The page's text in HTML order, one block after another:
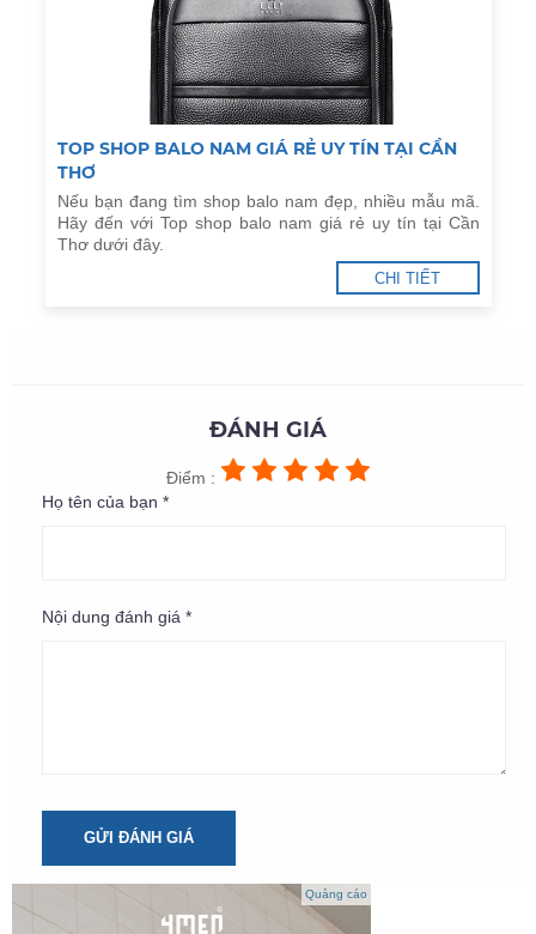
TOP SHOP BALO NAM GIÁ RẺ UY TÍN TẠI CẦN
THƠ
Nếu bạn đang tìm shop balo nam đẹp, nhiều mẫu mã.
Hãy đến với Top shop balo nam giá rẻ uy tín tại Cần
Thơ dưới đây.
CHI TIẾT
ĐÁNH GIÁ
Điểm :
Họ tên của bạn *
Nội dung đánh giá *
GỬI ĐÁNH GIÁ
Quảng cáo